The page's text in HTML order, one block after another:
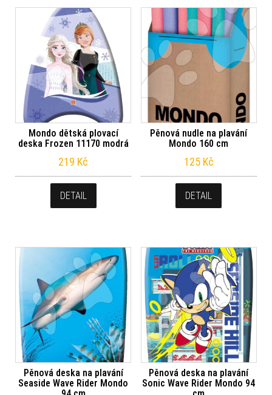
Mondo dětská plovací
deska Frozen 11170 modrá
219 Kč
DETAIL
Pěnová nudle na plavání
Mondo 160 cm
125 Kč
DETAIL
Pěnová deska na plavání
Seaside Wave Rider Mondo
Pěnová deska na plavání
Sonic Wave Rider Mondo 94